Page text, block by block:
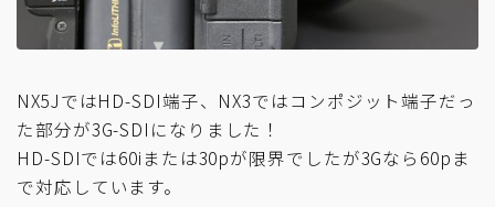
NX5JではHD-SDI端子、NX3ではコンポジット端子だっ
た部分が3G-SDIになりました！
HD-SDIでは60iまたは30pが限界でしたが3Gなら60pま
で対応しています。